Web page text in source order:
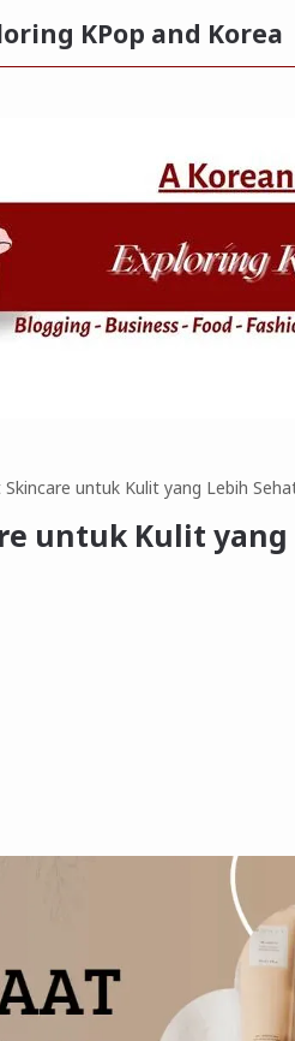
KPop and Korea
untuk Kulit yang Lebih
untuk Kulit yang